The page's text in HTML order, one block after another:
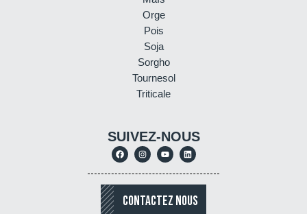
Orge
Pois
Soja
Sorgho
Tournesol
Triticale
SUIVEZ-NOUS
CONTACTEZ NOUS